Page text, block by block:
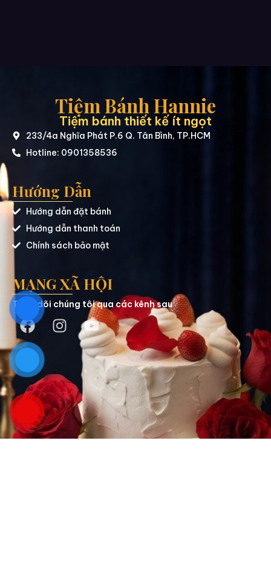
Tiệm Bánh Hannie
Tiệm bánh thiết kế ít ngọt
233/4a Nghĩa Phát P.6 Q. Tân Bình, TP.HCM
Hotline: 0901358536
Hướng Dẫn
Hướng dẫn đặt bánh
Hướng dẫn thanh toán
Chính sách bảo mật
MẠNG XÃ HỘI
Theo dõi chúng tôi qua các kênh sau